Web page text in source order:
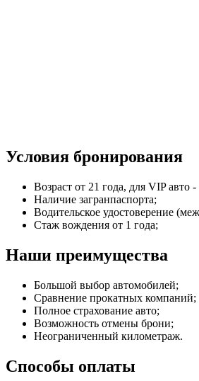
Условия бронирования
Возраст от 21 года, для VIP авто -
Наличие загранпаспорта;
Водительское удостоверение
Стаж вождения от 1 года;
Наши преимущества
Большой выбор автомобилей;
Сравнение прокатных компаний;
Полное страхование авто;
Возможность отмены брони;
Неограниченный километраж.
Способы оплаты